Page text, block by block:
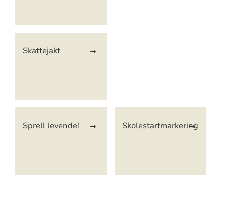
Skattejakt
Sprell levende! Skolestartmarkering